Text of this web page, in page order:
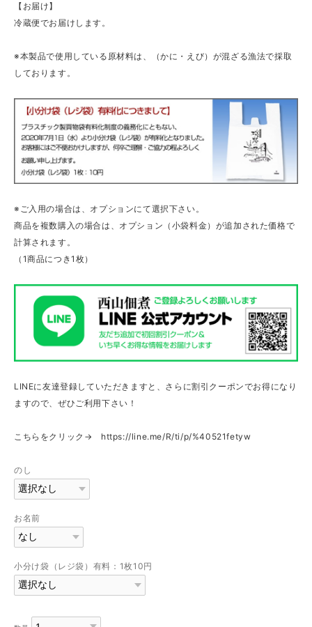
【お届け】
冷蔵便でお届けします。
※本製品で使用している原材料は、（かに・えび）が混ざる漁法で採取
しております。
※ご入用の場合は、オプションにて選択下さい。
商品を複数購入の場合は、オプション（小袋料金）が追加された価格で
計算されます。
（1商品につき1枚）
LINEに友達登録していただきますと、さらに割引クーポンでお得になり
ますので、ぜひご利用下さい！
こちらをクリック→ https://line.me/R/ti/p/%40521fetyw
のし
お名前
小分け袋（レジ袋）有料：1枚10円